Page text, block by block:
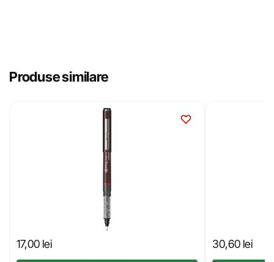
Produse similare
17,00 lei 30,60 lei